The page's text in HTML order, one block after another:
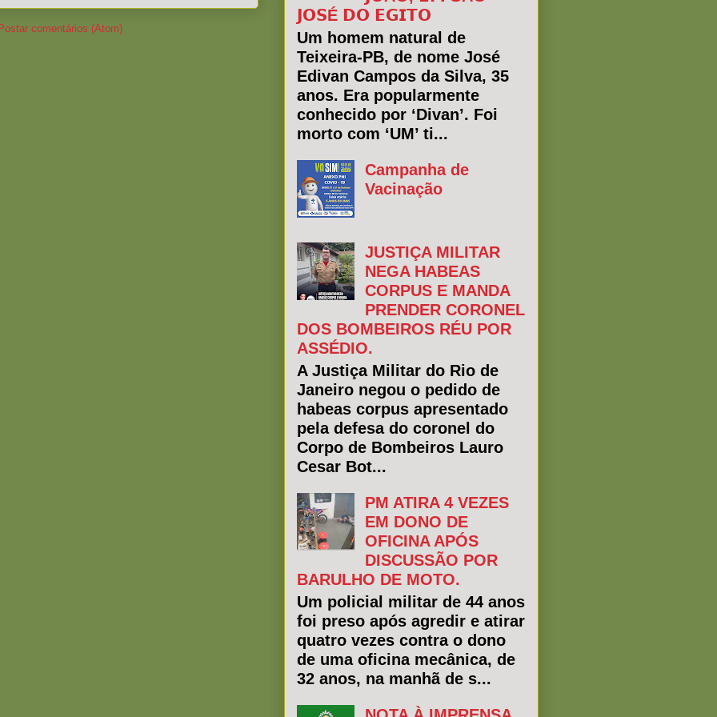
comentários (Atom)
𝗝𝗢𝗦É 𝗗𝗢 𝗘𝗚𝗜𝗧𝗢
Um homem natural de
Teixeira-PB, de nome José
Edivan Campos da Silva, 35
anos. Era popularmente
conhecido por ‘Divan’. Foi
morto com ‘UM’ ti...
Campanha de
Vacinação
JUSTIÇA MILITAR
NEGA HABEAS
CORPUS E MANDA
PRENDER CORONEL
DOS BOMBEIROS RÉU POR
ASSÉDIO.
A Justiça Militar do Rio de
Janeiro negou o pedido de
habeas corpus apresentado
pela defesa do coronel do
Corpo de Bombeiros Lauro
Cesar Bot...
PM ATIRA 4 VEZES
EM DONO DE
OFICINA APÓS
DISCUSSÃO POR
BARULHO DE MOTO.
Um policial militar de 44 anos
foi preso após agredir e atirar
quatro vezes contra o dono
de uma oficina mecânica, de
32 anos, na manhã de s...